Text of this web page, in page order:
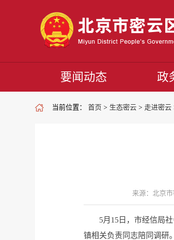
要闻动态 政
当前位置： 首页 > 生态密云 > 走进密云
来源：北京
5月15日，市经信局
镇相关负责同志陪同调研